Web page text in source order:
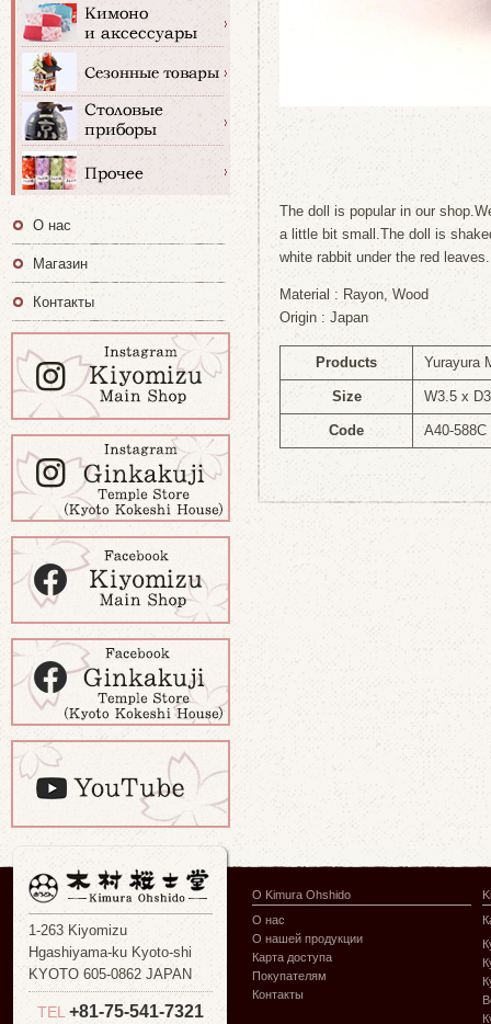
The doll is popular in our
a little bit small.The doll is
white rabbit under the red leaves.
Material : Rayon, Wood
Origin : Japan
Products Yurayura
Size W3.5 x
Code A40-588C
О нас
Магазин
Контакты
1-263 Kiyomizu
Hgashiyama-ku Kyoto-shi
KYOTO 605-0862 JAPAN
TEL +81-75-541-7321
О Kimura Ohshido
О нас
О нашей продукции
Карта доступа
Покупателям
Контакты